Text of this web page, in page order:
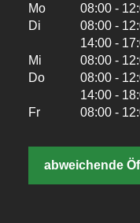
Mo
08:00 -
Di
08:00 -
14:00 -
Mi
08:00 -
Do
08:00 -
14:00 -
Fr
08:00 -
abweichende